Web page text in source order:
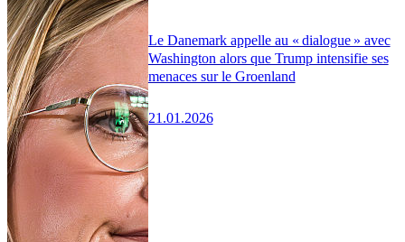
Le Danemark appelle au « dialogue » avec
Washington alors que Trump intensifie ses
menaces sur le Groenland
21.01.2026